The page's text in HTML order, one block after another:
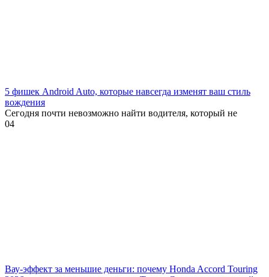
5 фишек Android Auto, которые навсегда изменят ваш стиль
вождения
Сегодня почти невозможно найти водителя, который не
04
Вау-эффект за меньшие деньги: почему Honda Accord Touring